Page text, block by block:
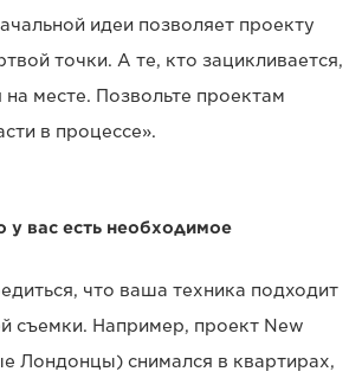
идеи позволяет проекту
точки. А те, кто зацикливается,
на месте. Позвольте проектам
в процессе».
у вас есть необходимое
что ваша техника подходит
съемки. Например, проект New
Лондонцы) снимался в квартирах,